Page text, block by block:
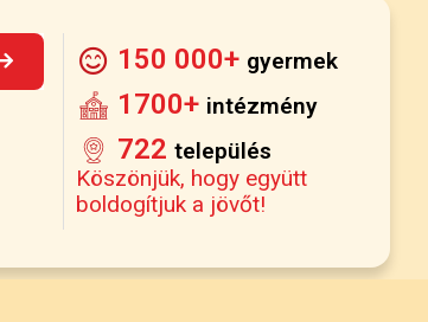
150 000+ gyermek
1700+ intézmény
722 település
Köszönjük, hogy együtt
boldogítjuk a jövőt!